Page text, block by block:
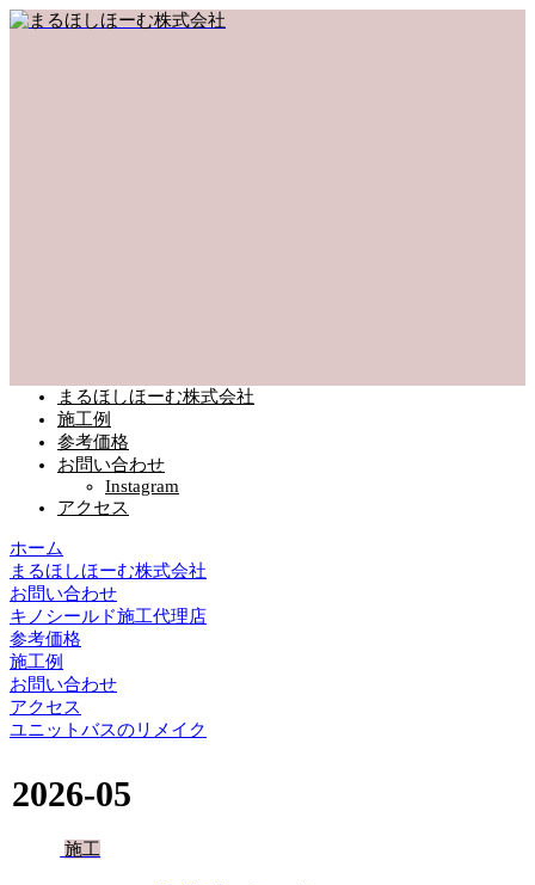
まるほしほーむ株式会社
施工例
参考価格
お問い合わせ
Instagram
アクセス
ホーム
まるほしほーむ株式会社
お問い合わせ
キノシールド施工代理店
参考価格
施工例
お問い合わせ
アクセス
ユニットバスのリメイク
2026-05
施工